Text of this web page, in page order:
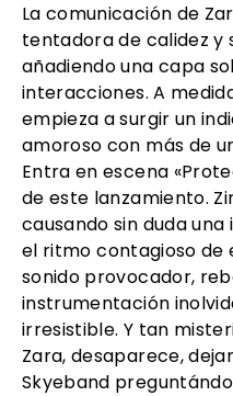
La comunicación de
tentadora de calidez y
añadiendo una capa
interacciones. A
empieza a surgir un
amoroso con más de
Entra en escena
de este lanzamiento.
causando sin duda
el ritmo contagioso de
sonido provocador,
instrumentación
irresistible. Y tan
Zara, desaparece,
Skyeband